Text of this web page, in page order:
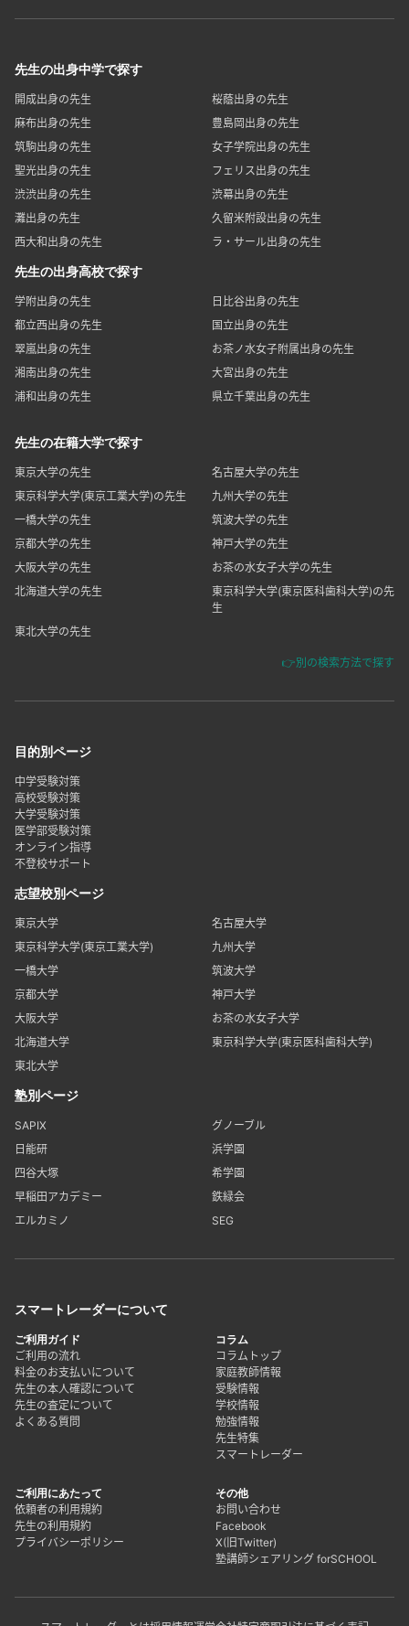
先生の出身中学で探す
開成出身の先生
桜蔭出身の先生
麻布出身の先生
豊島岡出身の先生
筑駒出身の先生
女子学院出身の先生
聖光出身の先生
フェリス出身の先生
渋渋出身の先生
渋幕出身の先生
灘出身の先生
久留米附設出身の先生
西大和出身の先生
ラ・サール出身の先生
先生の出身高校で探す
学附出身の先生
日比谷出身の先生
都立西出身の先生
国立出身の先生
翠嵐出身の先生
お茶ノ水女子附属出身の先生
湘南出身の先生
大宮出身の先生
浦和出身の先生
県立千葉出身の先生
先生の在籍大学で探す
東京大学の先生
名古屋大学の先生
東京科学大学(東京工業大学)の先生
九州大学の先生
一橋大学の先生
筑波大学の先生
京都大学の先生
神戸大学の先生
大阪大学の先生
お茶の水女子大学の先生
北海道大学の先生
東京科学大学(東京医科歯科大学)の先
生
東北大学の先生
👉別の検索方法で探す
目的別ページ
中学受験対策
高校受験対策
大学受験対策
医学部受験対策
オンライン指導
不登校サポート
志望校別ページ
東京大学
名古屋大学
東京科学大学(東京工業大学)
九州大学
一橋大学
筑波大学
京都大学
神戸大学
大阪大学
お茶の水女子大学
北海道大学
東京科学大学(東京医科歯科大学)
東北大学
塾別ページ
SAPIX
グノーブル
日能研
浜学園
四谷大塚
希学園
早稲田アカデミー
鉄緑会
エルカミノ
SEG
スマートレーダーについて
ご利用ガイド
ご利用の流れ
料金のお支払いについて
先生の本人確認について
先生の査定について
よくある質問
コラム
コラムトップ
家庭教師情報
受験情報
学校情報
勉強情報
先生特集
スマートレーダー
ご利用にあたって
依頼者の利用規約
先生の利用規約
プライバシーポリシー
その他
お問い合わせ
Facebook
X(旧Twitter)
塾講師シェアリング forSCHOOL